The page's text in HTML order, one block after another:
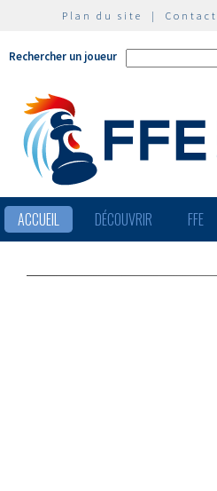
Plan du site | Contact
Rechercher un joueur
ACCUEIL DÉCOUVRIR FFE